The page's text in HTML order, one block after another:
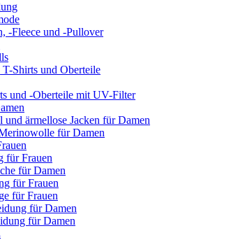
-Fleece und -Pullover
Shirts und Oberteile
und -Oberteile mit UV-Filter
und ärmellose Jacken für Damen
für Damen
für Frauen
für Damen
für Frauen
für Frauen
für Damen
für Damen